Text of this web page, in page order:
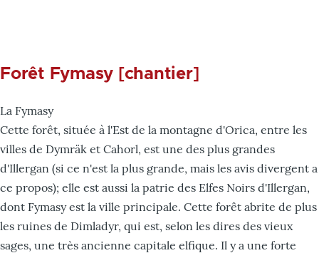
Forêt Fymasy [chantier]
La Fymasy
Cette forêt, située à l'Est de la montagne d'Orica, entre les
villes de Dymräk et Cahorl, est une des plus grandes
d'Illergan (si ce n'est la plus grande, mais les avis divergent a
ce propos); elle est aussi la patrie des Elfes Noirs d'Illergan,
dont Fymasy est la ville principale. Cette forêt abrite de plus
les ruines de Dimladyr, qui est, selon les dires des vieux
sages, une très ancienne capitale elfique. Il y a une forte